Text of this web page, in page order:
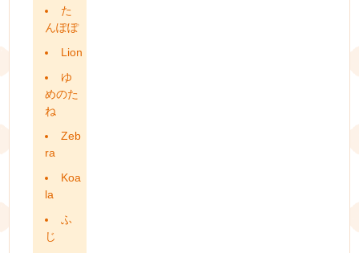
た
んぽぽ
Lion
ゆ
めのた
ね
Zeb
ra
Koa
la
ふ
じ